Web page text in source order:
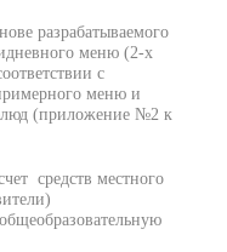
разрабатываемого
меню (2-х
с
меню и
(приложение №2 к
средств местного